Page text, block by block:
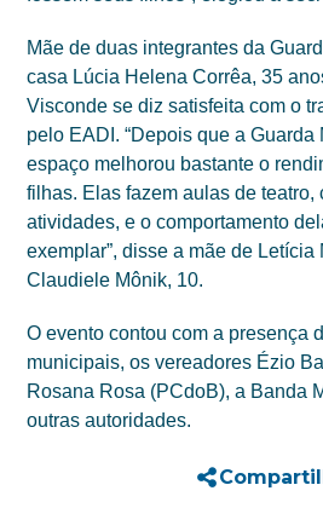
Mãe de duas integrantes da
casa Lúcia Helena Corrêa, 35
Visconde se diz satisfeita com o
pelo EADI. “Depois que a Guarda
espaço melhorou bastante o
filhas. Elas fazem aulas de teatro,
atividades, e o comportamento
exemplar”, disse a mãe de Letícia
Claudiele Mônik, 10.
O evento contou com a presença
municipais, os vereadores Ézio
Rosana Rosa (PCdoB), a Banda
outras autoridades.